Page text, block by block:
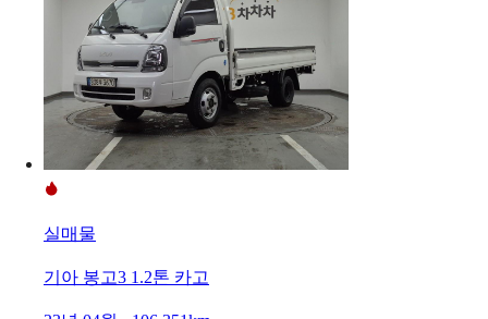
실매물
기아 봉고3 1.2톤 카고